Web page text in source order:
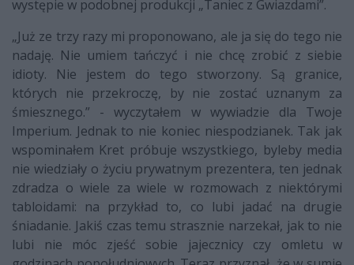
występie w podobnej produkcji „Taniec z Gwiazdami”.
„Już ze trzy razy mi proponowano, ale ja się do tego nie
nadaję. Nie umiem tańczyć i nie chcę zrobić z siebie
idioty. Nie jestem do tego stworzony. Są granice,
których nie przekroczę, by nie zostać uznanym za
śmiesznego.” - wyczytałem w wywiadzie dla Twoje
Imperium. Jednak to nie koniec niespodzianek. Tak jak
wspominałem Kret próbuje wszystkiego, byleby media
nie wiedziały o życiu prywatnym prezentera, ten jednak
zdradza o wiele za wiele w rozmowach z niektórymi
tabloidami: na przykład to, co lubi jadać na drugie
śniadanie. Jakiś czas temu strasznie narzekał, jak to nie
lubi nie móc zjeść sobie jajecznicy czy omletu w